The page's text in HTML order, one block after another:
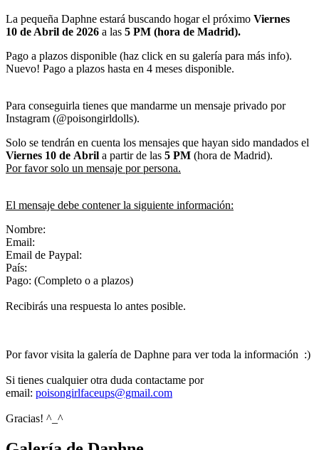
La pequeña Daphne estará buscando hogar el próximo Viernes
10 de Abril de 2026 a las 5 PM (hora de Madrid).
Pago a plazos disponible (haz click en su galería para más info).
Nuevo! Pago a plazos hasta en 4 meses disponible.
Para conseguirla tienes que mandarme un mensaje privado por
Instagram (@poisongirldolls).
Solo se tendrán en cuenta los mensajes que hayan sido mandados el
Viernes 10 de Abril a partir de las 5 PM (hora de Madrid).
Por favor solo un mensaje por persona.
El mensaje debe contener la siguiente información:
Nombre:
Email:
Email de Paypal:
País:
Pago: (Completo o a plazos)
Recibirás una respuesta lo antes posible.
Por favor visita la galería de Daphne para ver toda la información :)
Si tienes cualquier otra duda contactame por
email: poisongirlfaceups@gmail.com
Gracias! ^_^